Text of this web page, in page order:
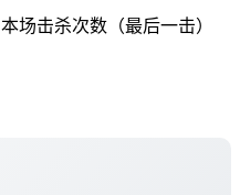
本场击杀次数（最后一击）